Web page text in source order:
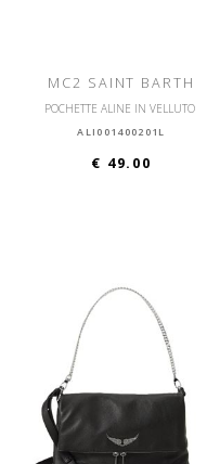
MC2 SAINT BARTH
POCHETTE ALINE IN VELLUTO
ALI001400201L
€ 49.00